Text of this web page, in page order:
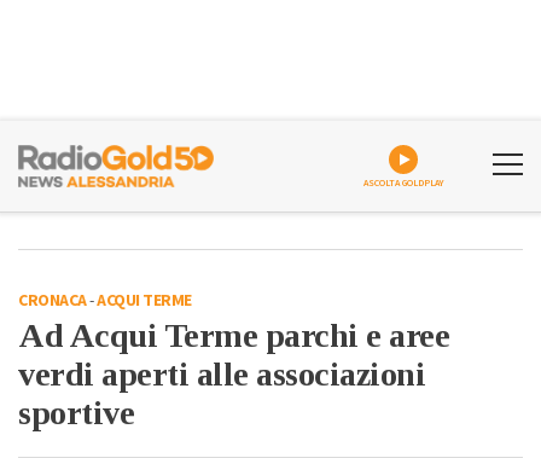
ASCOLTA GOLDPLAY
CRONACA-ACQUI TERME
Ad Acqui Terme parchi e aree
verdi aperti alle associazioni
sportive